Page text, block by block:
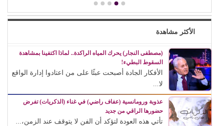
الأكثر مشاهدة
(مصطفى النجار) يحرك المياه الراكدة.. لماذا اكتفينا بمشاهدة
السقوط البطيء!
الأفكار الجادة أصبحت عبئًا على من اعتادوا إدارة الواقع
لا...
عذوبة ورومانسية (عفاف راضي) في غناء (الذكريات) تفرض
حضورها الراقي من جديد
تأتي هذه العودة لتؤكد أن الفن لا يتوقف عند الزمن،...